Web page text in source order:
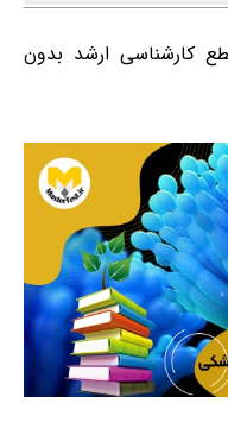
کارشناسی ارشد بدون